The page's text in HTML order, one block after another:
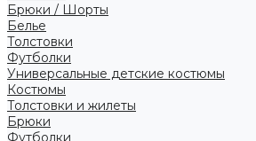
Брюки / Шорты
Белье
Толстовки
Футболки
Универсальные детские костюмы
Костюмы
Толстовки и жилеты
Брюки
Футболки